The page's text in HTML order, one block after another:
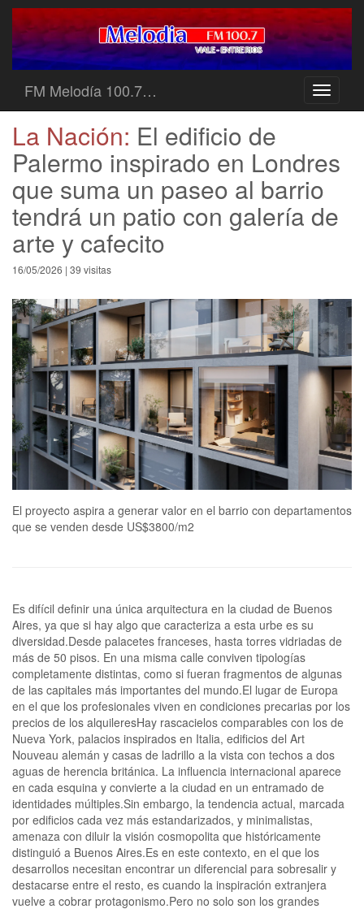
Toggle
FM Melodía 100.7…
La Nación: El edificio de
Palermo inspirado en Londres
que suma un paseo al barrio
tendrá un patio con galería de
arte y cafecito
16/05/2026 | 39 visitas
El proyecto aspira a generar valor en el barrio con departamentos
que se venden desde US$3800/m2
Es difícil definir una única arquitectura en la ciudad de Buenos
Aires, ya que si hay algo que caracteriza a esta urbe es su
diversidad.Desde palacetes franceses, hasta torres vidriadas de
más de 50 pisos. En una misma calle conviven tipologías
completamente distintas, como si fueran fragmentos de algunas
de las capitales más importantes del mundo.El lugar de Europa
en el que los profesionales viven en condiciones precarias por los
precios de los alquileresHay rascacielos comparables con los de
Nueva York, palacios inspirados en Italia, edificios del Art
Nouveau alemán y casas de ladrillo a la vista con techos a dos
aguas de herencia británica. La influencia internacional aparece
en cada esquina y convierte a la ciudad en un entramado de
identidades múltiples.Sin embargo, la tendencia actual, marcada
por edificios cada vez más estandarizados, y minimalistas,
amenaza con diluir la visión cosmopolita que históricamente
distinguió a Buenos Aires.Es en este contexto, en el que los
desarrollos necesitan encontrar un diferencial para sobresalir y
destacarse entre el resto, es cuando la inspiración extranjera
vuelve a cobrar protagonismo.Pero no solo son los grandes